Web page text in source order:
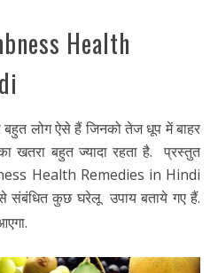
Health
बहुत लोग ऐसे हैं जिनको तेज धूप में बाहर
खतरा बहुत ज्यादा रहता है. प्रस्तुत
Health Remedies in Hindi
संबंधित कुछ घरेलू उपाय बताये गए हैं.